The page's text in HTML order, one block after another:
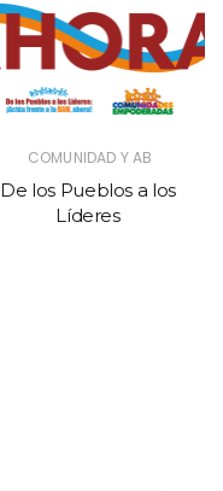
COMUNIDAD Y AB
De los Pueblos a los
Líderes